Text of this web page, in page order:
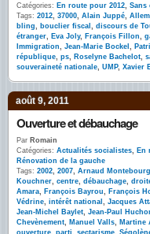
Catégories: En route pour 2012, Sans
Tags: 2012, 37000, Alain Juppé,
bling, bouclier fiscal , discours de
étranger, Eva Joly, François Fillon,
Immigration, Jean-Marie Bockel ,
république, ps, Roselyne Bachelot,
souveraineté nationale, UMP, Xavier
août 9, 2011
Ouverture et débauchage
Par Romain
Catégories: Actualités socialistes, En
Rénovation de la gauche
Tags: 2002, 2007, Arnaud Montebourg
Kouchner, centre, débauchage,
Amara, François Bayrou, François
Védrine, intérêt national , Jacques
Jean-Michel Baylet, Jean-Paul
Chevènement, Manuel Valls, Martine
ouverture, parti, sectarisme,